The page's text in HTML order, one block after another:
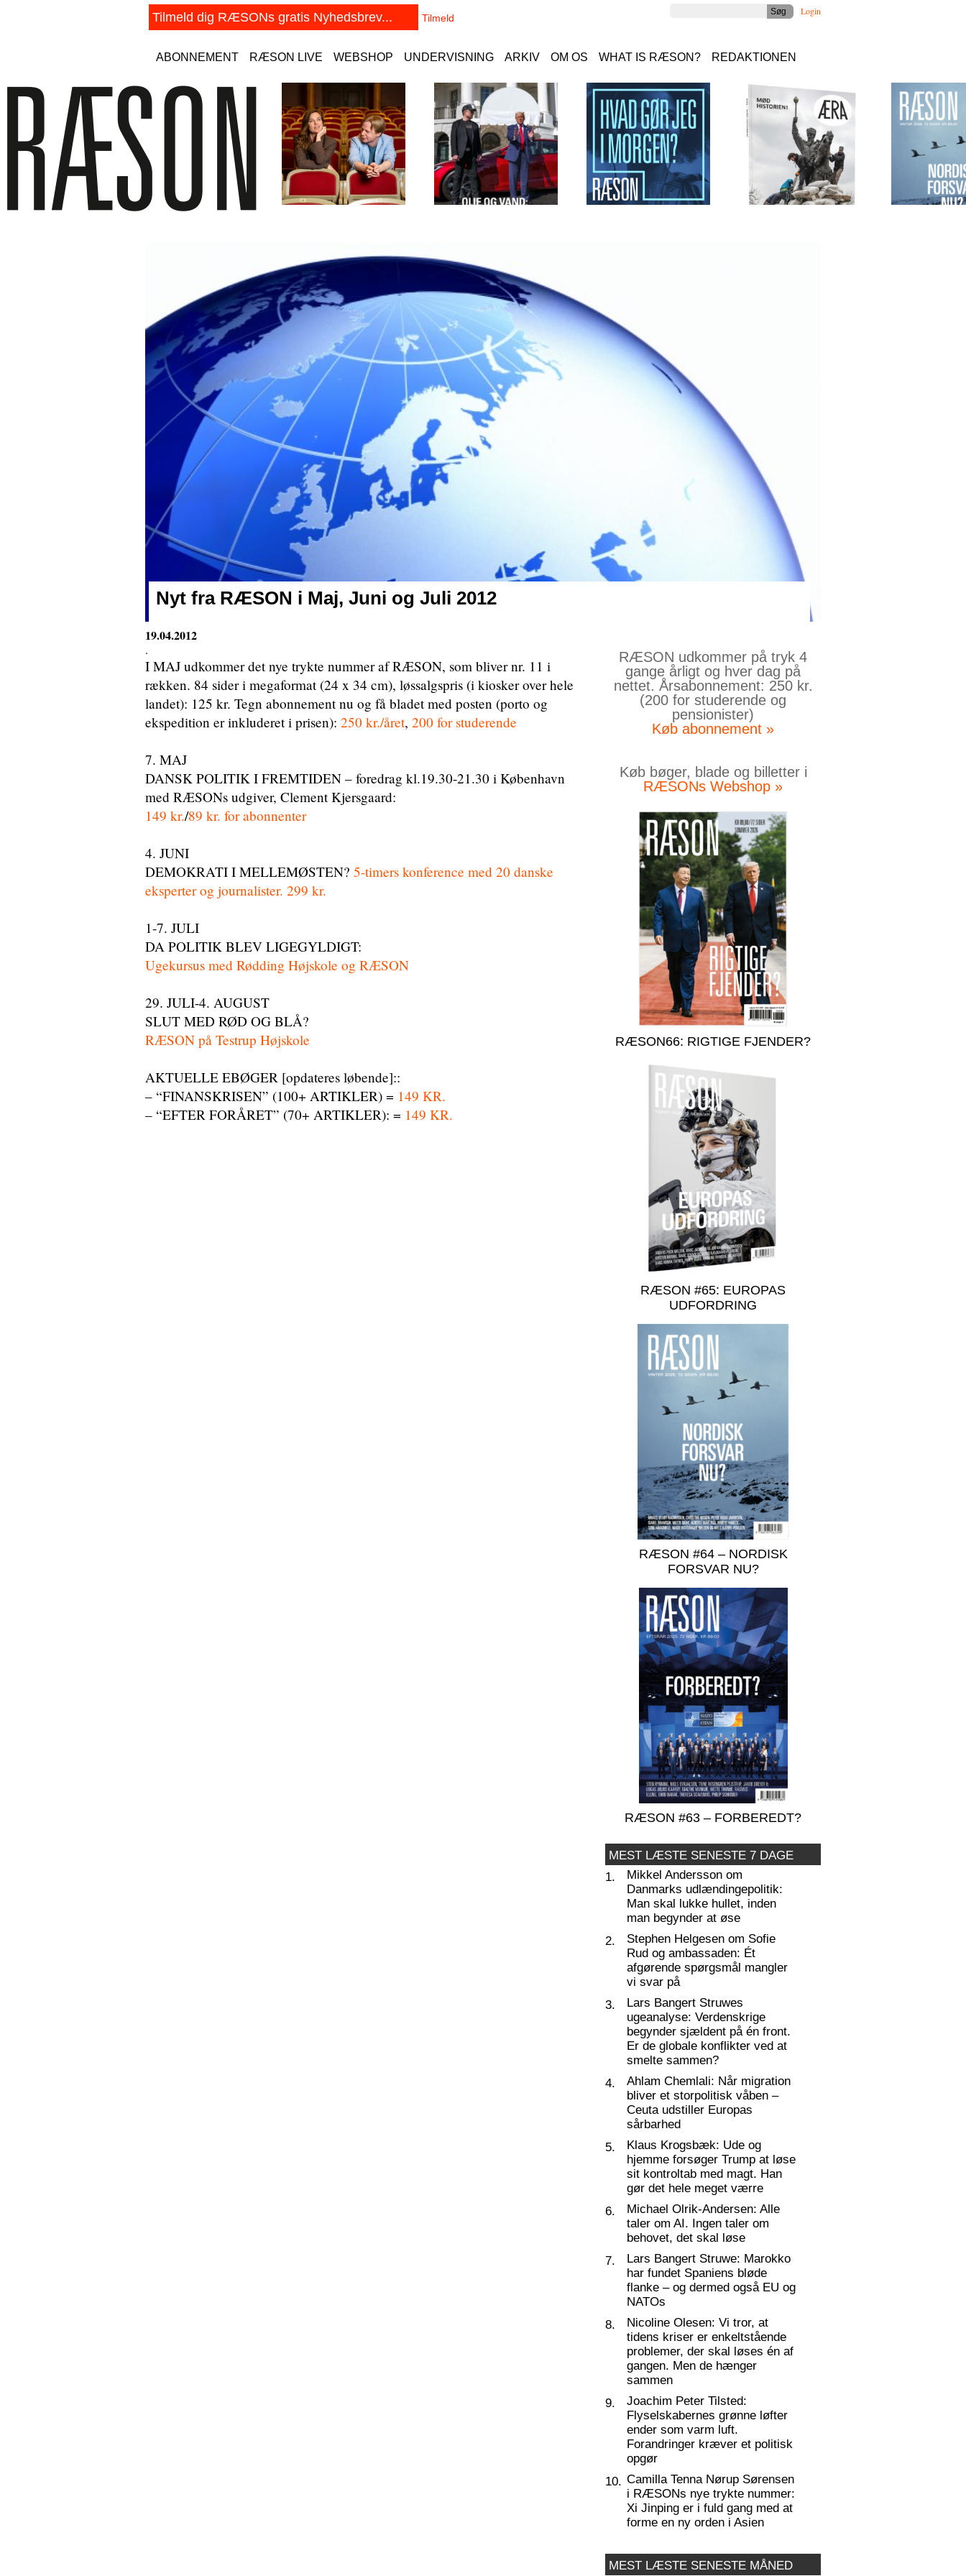
Login
ABONNEMENT RÆSON LIVE WEBSHOP UNDERVISNING ARKIV OM OS WHAT IS RÆSON? REDAKTIONEN
Nyt fra RÆSON i Maj, Juni og Juli 2012
19.04.2012
.
I MAJ udkommer det nye trykte nummer af RÆSON, som bliver nr. 11 i
rækken. 84 sider i megaformat (24 x 34 cm), løssalgspris (i kiosker over hele
landet): 125 kr. Tegn abonnement nu og få bladet med posten (porto og
ekspedition er inkluderet i prisen): 250 kr./året, 200 for studerende
7. MAJ
DANSK POLITIK I FREMTIDEN – foredrag kl.19.30-21.30 i København
med RÆSONs udgiver, Clement Kjersgaard:
149 kr./89 kr. for abonnenter
4. JUNI
DEMOKRATI I MELLEMØSTEN? 5-timers konference med 20 danske
eksperter og journalister. 299 kr.
1-7. JULI
DA POLITIK BLEV LIGEGYLDIGT:
Ugekursus med Rødding Højskole og RÆSON
29. JULI-4. AUGUST
SLUT MED RØD OG BLÅ?
RÆSON på Testrup Højskole
AKTUELLE EBØGER [opdateres løbende]::
– “FINANSKRISEN” (100+ ARTIKLER) = 149 KR.
– “EFTER FORÅRET” (70+ ARTIKLER): = 149 KR.
RÆSON udkommer på tryk 4
gange årligt og hver dag på
nettet. Årsabonnement: 250 kr.
(200 for studerende og
pensionister)
Køb abonnement »
Køb bøger, blade og billetter i
RÆSONs Webshop »
RÆSON66: RIGTIGE FJENDER?
RÆSON #65: EUROPAS
UDFORDRING
RÆSON #64 – NORDISK
FORSVAR NU?
RÆSON #63 – FORBEREDT?
MEST LÆSTE SENESTE 7 DAGE
1.
Mikkel Andersson om
Danmarks udlændingepolitik:
Man skal lukke hullet, inden
man begynder at øse
2.
Stephen Helgesen om Sofie
Rud og ambassaden: Ét
afgørende spørgsmål mangler
vi svar på
3.
Lars Bangert Struwes
ugeanalyse: Verdenskrige
begynder sjældent på én front.
Er de globale konflikter ved at
smelte sammen?
4.
Ahlam Chemlali: Når migration
bliver et storpolitisk våben –
Ceuta udstiller Europas
sårbarhed
5.
Klaus Krogsbæk: Ude og
hjemme forsøger Trump at løse
sit kontroltab med magt. Han
gør det hele meget værre
6.
Michael Olrik-Andersen: Alle
taler om AI. Ingen taler om
behovet, det skal løse
7.
Lars Bangert Struwe: Marokko
har fundet Spaniens bløde
flanke – og dermed også EU og
NATOs
8.
Nicoline Olesen: Vi tror, at
tidens kriser er enkeltstående
problemer, der skal løses én af
gangen. Men de hænger
sammen
9.
Joachim Peter Tilsted:
Flyselskabernes grønne løfter
ender som varm luft.
Forandringer kræver et politisk
opgør
10. Camilla Tenna Nørup Sørensen
i RÆSONs nye trykte nummer:
Xi Jinping er i fuld gang med at
forme en ny orden i Asien
MEST LÆSTE SENESTE MÅNED